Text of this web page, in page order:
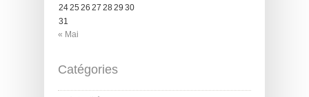
2425 26 27 2829 30
31
« Mai
Catégories